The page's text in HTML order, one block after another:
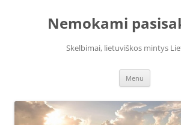
Nemokami
Skelbimai, lietuviškos mintys
Menu